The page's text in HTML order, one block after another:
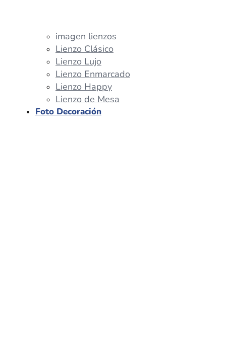
imagen lienzos
Lienzo Clásico
Lienzo Lujo
Lienzo Enmarcado
Lienzo Happy
Lienzo de Mesa
Foto Decoración